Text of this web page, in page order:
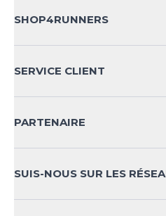
SHOP4RUNNERS
SERVICE CLIENT
PARTENAIRE
SUIS-NOUS SUR LES